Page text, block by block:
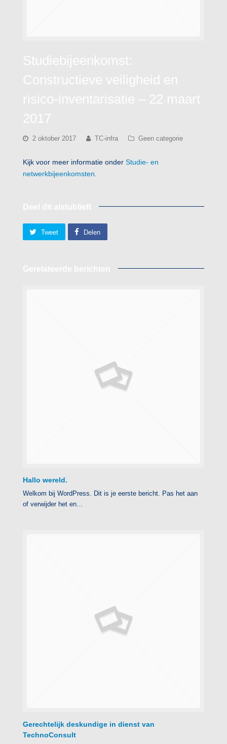
2 oktober 2017 TC-infra Geen categorie
Kijk voor meer informatie onder Studie- en
netwerkbijeenkomsten.
Tweet Delen
Hallo wereld.
Welkom bij WordPress. Dit is je eerste bericht. Pas het aan
of verwijder het en…
Gerechtelijk deskundige in dienst van
TechnoConsult